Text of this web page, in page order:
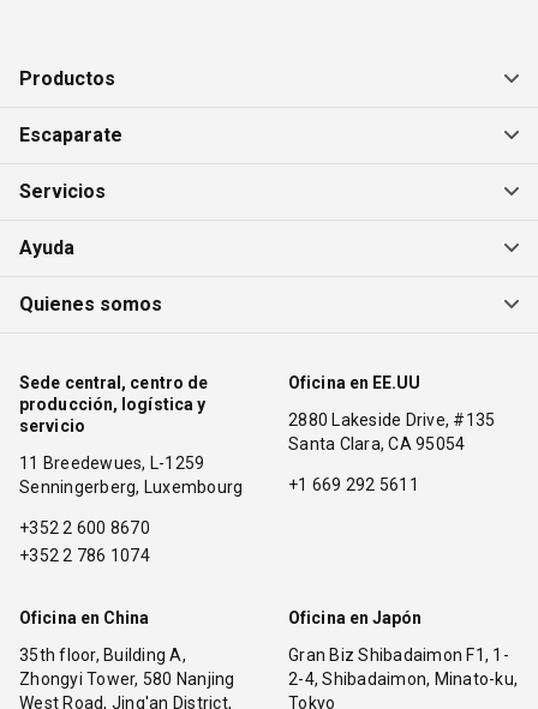
Productos
Escaparate
Servicios
Ayuda
Quienes somos
Sede central, centro de
producción, logística y
servicio
11 Breedewues, L-1259
Senningerberg, Luxembourg
+352 2 600 8670
+352 2 786 1074
Oficina en EE.UU
2880 Lakeside Drive, #135
Santa Clara, CA 95054
+1 669 292 5611
Oficina en China
35th floor, Building A,
Zhongyi Tower, 580 Nanjing
West Road, Jing'an District,
Oficina en Japón
Gran Biz Shibadaimon F1, 1-
2-4, Shibadaimon, Minato-ku,
Tokyo